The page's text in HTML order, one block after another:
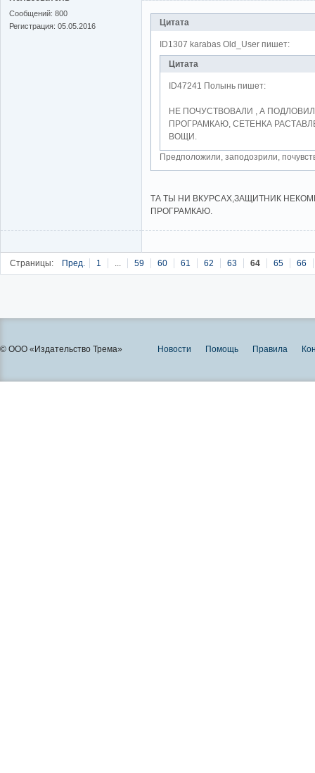
Cообщений: 800
Регистрация: 05.05.2016 Цитата
ID1307 karabas Old_User пишет:
Цитата
ID47241 Полынь пишет:
НЕ ПОЧУСТВОВАЛИ , А
ПРОГРАМКАЮ, СЕТЕНКА
ВОЩИ.
Предположили, заподозрили,
ТА ТЫ НИ ВКУРСАХ,ЗАЩИТНИК
ПРОГРАМКАЮ.
Страницы: Пред. 1 ... 59 60 61 62 63 64 65 66
© ООО «Издательство Трема» Новости Помощь Правила